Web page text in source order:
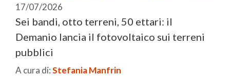
17/07/2026
Sei bandi, otto terreni, 50 ettari: il
Demanio lancia il fotovoltaico sui terreni
pubblici
A cura di:Stefania Manfrin